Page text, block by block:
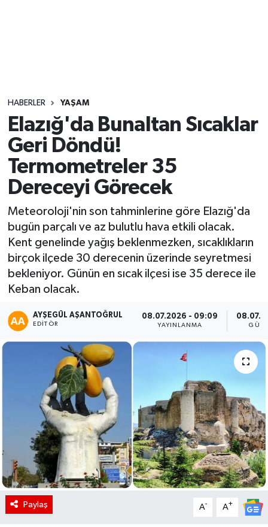
HABERLER YAŞAM
Elazığ'da Bunaltan Sıcaklar
Geri Döndü!
Termometreler 35
Dereceyi Görecek
Meteoroloji'nin son tahminlerine göre Elazığ'da
bugün parçalı ve az bulutlu hava etkili olacak.
Kent genelinde yağış beklenmezken, sıcaklıkların
birçok ilçede 30 derecenin üzerinde seyretmesi
bekleniyor. Günün en sıcak ilçesi ise 35 derece ile
Keban olacak.
AYŞEGÜL AŞANTOĞRUL
EDITÖR
08.07.2026 - 09:09
YAYINLANMA
Paylaş A- A+
Yaşam